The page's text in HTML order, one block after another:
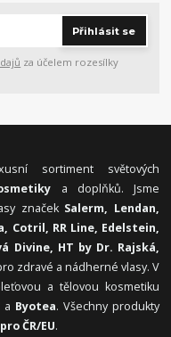
Přihlásit se
za účelem rozesílky
sortiment světových
a doplňků. Jsme
značek Salerm, Lendan,
Cotril, RR Line, Edelstein,
Divine, HT by Dr. Rajská,
zdravé a nádherné vlasy. V
a tělovou kosmetiku
a Byotea. Všechny produkty
ČR/EU.